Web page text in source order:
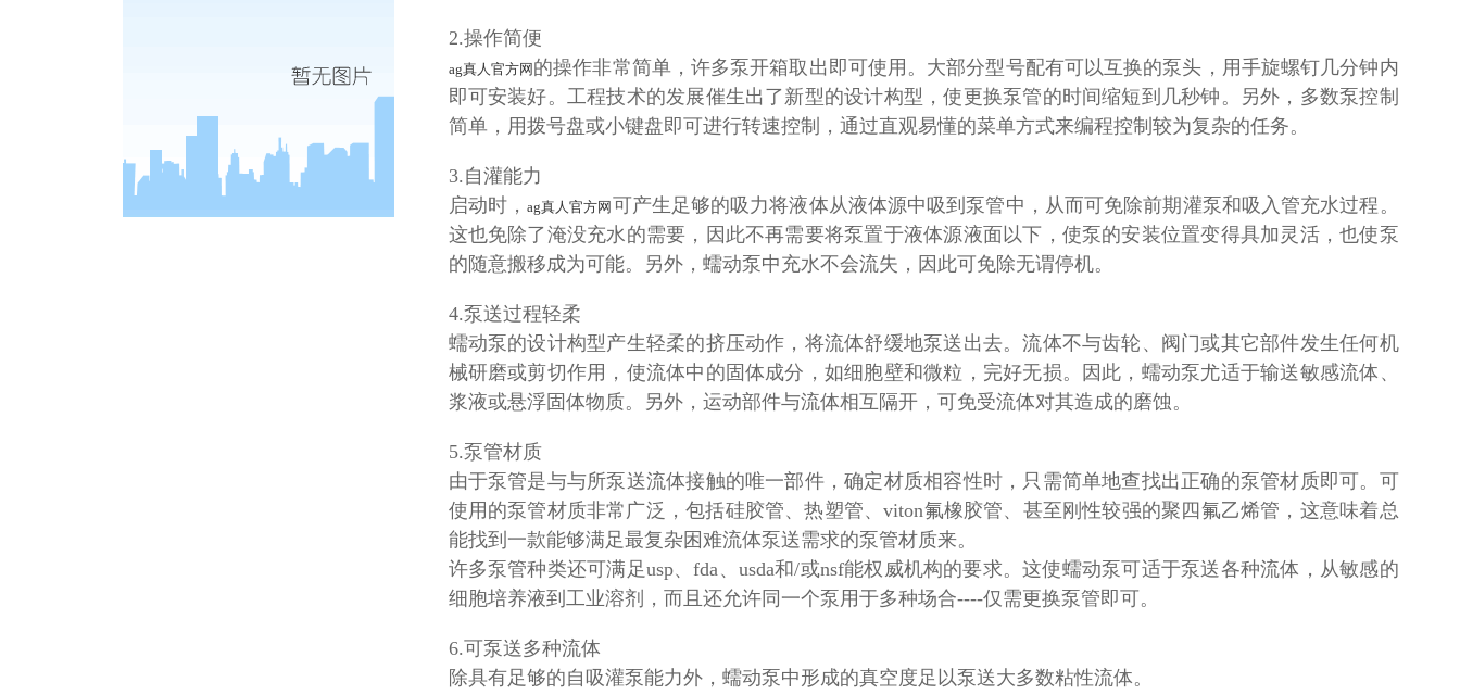
2.操作简便
ag真人官方网 的操作非常简单，许多泵开箱取出即可使用。大部分型号配有可以互换的泵头，用手旋螺钉几分钟内
即可安装好。工程技术的发展催生出了新型的设计构型，使更换泵管的时间缩短到几秒钟。另外，多数泵控制
简单，用拨号盘或小键盘即可进行转速控制，通过直观易懂的菜单方式来编程控制较为复杂的任务。
3.自灌能力
启动时， ag真人官方网 可产生足够的吸力将液体从液体源中吸到泵管中，从而可免除前期灌泵和吸入管充水过程。
这也免除了淹没充水的需要，因此不再需要将泵置于液体源液面以下，使泵的安装位置变得具加灵活，也使泵
的随意搬移成为可能。另外，蠕动泵中充水不会流失，因此可免除无谓停机。
4.泵送过程轻柔
蠕动泵的设计构型产生轻柔的挤压动作，将流体舒缓地泵送出去。流体不与齿轮、阀门或其它部件发生任何机
械研磨或剪切作用，使流体中的固体成分，如细胞壁和微粒，完好无损。因此，蠕动泵尤适于输送敏感流体、
浆液或悬浮固体物质。另外，运动部件与流体相互隔开，可免受流体对其造成的磨蚀。
5.泵管材质
由于泵管是与与所泵送流体接触的唯一部件，确定材质相容性时，只需简单地查找出正确的泵管材质即可。可
使用的泵管材质非常广泛，包括硅胶管、热塑管、viton氟橡胶管、甚至刚性较强的聚四氟乙烯管，这意味着总
能找到一款能够满足最复杂困难流体泵送需求的泵管材质来。
许多泵管种类还可满足usp、fda、usda和/或nsf能权威机构的要求。这使蠕动泵可适于泵送各种流体，从敏感的
细胞培养液到工业溶剂，而且还允许同一个泵用于多种场合----仅需更换泵管即可。
6.可泵送多种流体
除具有足够的自吸灌泵能力外，蠕动泵中形成的真空度足以泵送大多数粘性流体。